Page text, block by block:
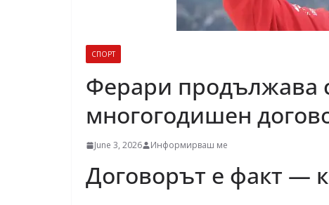
СПОРТ
Ферари продължава
многогодишен
June 3, 2026 Информирваш ме
Договорът е факт —